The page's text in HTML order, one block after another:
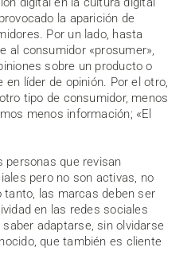
la aparición de
Por un lado, hasta
al consumidor «prosumer»,
sobre un producto o
líder de opinión. Por el otro,
tipo de consumidor, menos
menos información; «El
personas que revisan
pero no son activas, no
tanto, las marcas deben ser
en las redes sociales
adaptarse, sin olvidarse
que también es cliente